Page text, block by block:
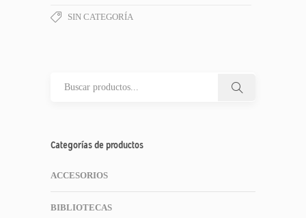
SIN CATEGORÍA
Categorías de productos
ACCESORIOS
BIBLIOTECAS